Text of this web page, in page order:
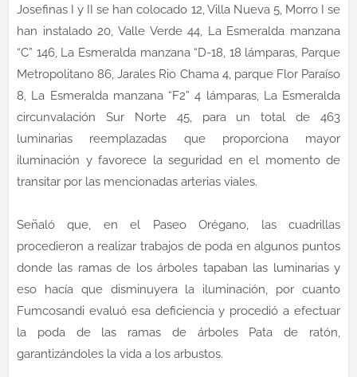
Josefinas I y II se han colocado 12, Villa Nueva 5, Morro I se
han instalado 20, Valle Verde 44, La Esmeralda manzana
“C” 146, La Esmeralda manzana “D-18, 18 lámparas, Parque
Metropolitano 86, Jarales Rio Chama 4, parque Flor Paraíso
8, La Esmeralda manzana “F2” 4 lámparas, La Esmeralda
circunvalación Sur Norte 45, para un total de 463
luminarias reemplazadas que proporciona mayor
iluminación y favorece la seguridad en el momento de
transitar por las mencionadas arterias viales.
Señaló que, en el Paseo Orégano, las cuadrillas
procedieron a realizar trabajos de poda en algunos puntos
donde las ramas de los árboles tapaban las luminarias y
eso hacía que disminuyera la iluminación, por cuanto
Fumcosandi evaluó esa deficiencia y procedió a efectuar
la poda de las ramas de árboles Pata de ratón,
garantizándoles la vida a los arbustos.